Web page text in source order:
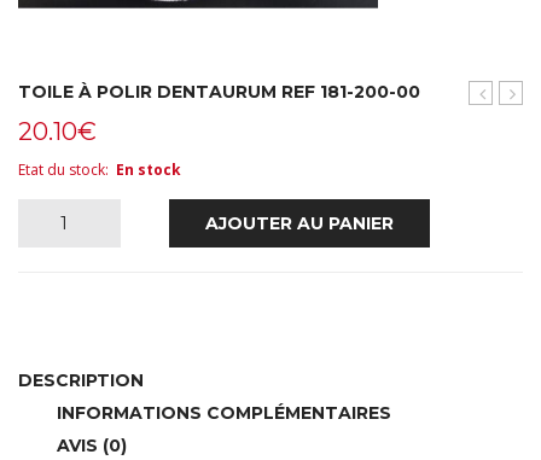
TOILE À POLIR DENTAURUM REF 181-200-00
20.10€
Etat du stock: En stock
quantité AJOUTER AU PANIER
DESCRIPTION
INFORMATIONS COMPLÉMENTAIRES
AVIS (0)